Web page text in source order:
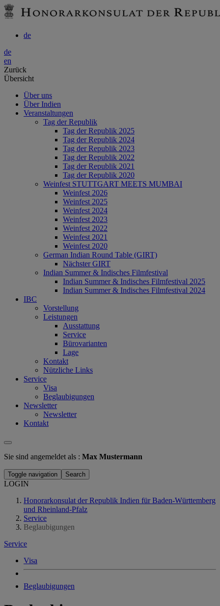
de
de
en
Zurück
Übersicht
Über uns
Über Indien
Veranstaltungen
Tag der Republik
Tag der Republik 2025
Tag der Republik 2024
Tag der Republik 2023
Tag der Republik 2022
Tag der Republik 2021
Tag der Republik 2020
Weinfest STUTTGART MEETS MUMBAI
Weinfest 2026
Weinfest 2025
Weinfest 2024
Weinfest 2023
Weinfest 2022
Weinfest 2021
Weinfest 2020
German Indian Round Table (GIRT)
Nächster GIRT
Indian Summer & Indisches Filmfestival
Indian Summer & Indisches Filmfestival 2025
Indian Summer & Indisches Filmfestival 2024
IBC
Vorstellung
Leistungen
Ausstattung
Service
Bürovarianten
Lage
Kontakt
Nützliche Links
Service
Visa
Beglaubigungen
Newsletter
Newsletter
Kontakt
Sie sind angemeldet als : Max Mustermann
Toggle navigation Search
LOGIN
Honorarkonsulat der Republik Indien für Baden-Württemberg
und Rheinland-Pfalz
Service
Beglaubigungen
Service
Visa
Beglaubigungen